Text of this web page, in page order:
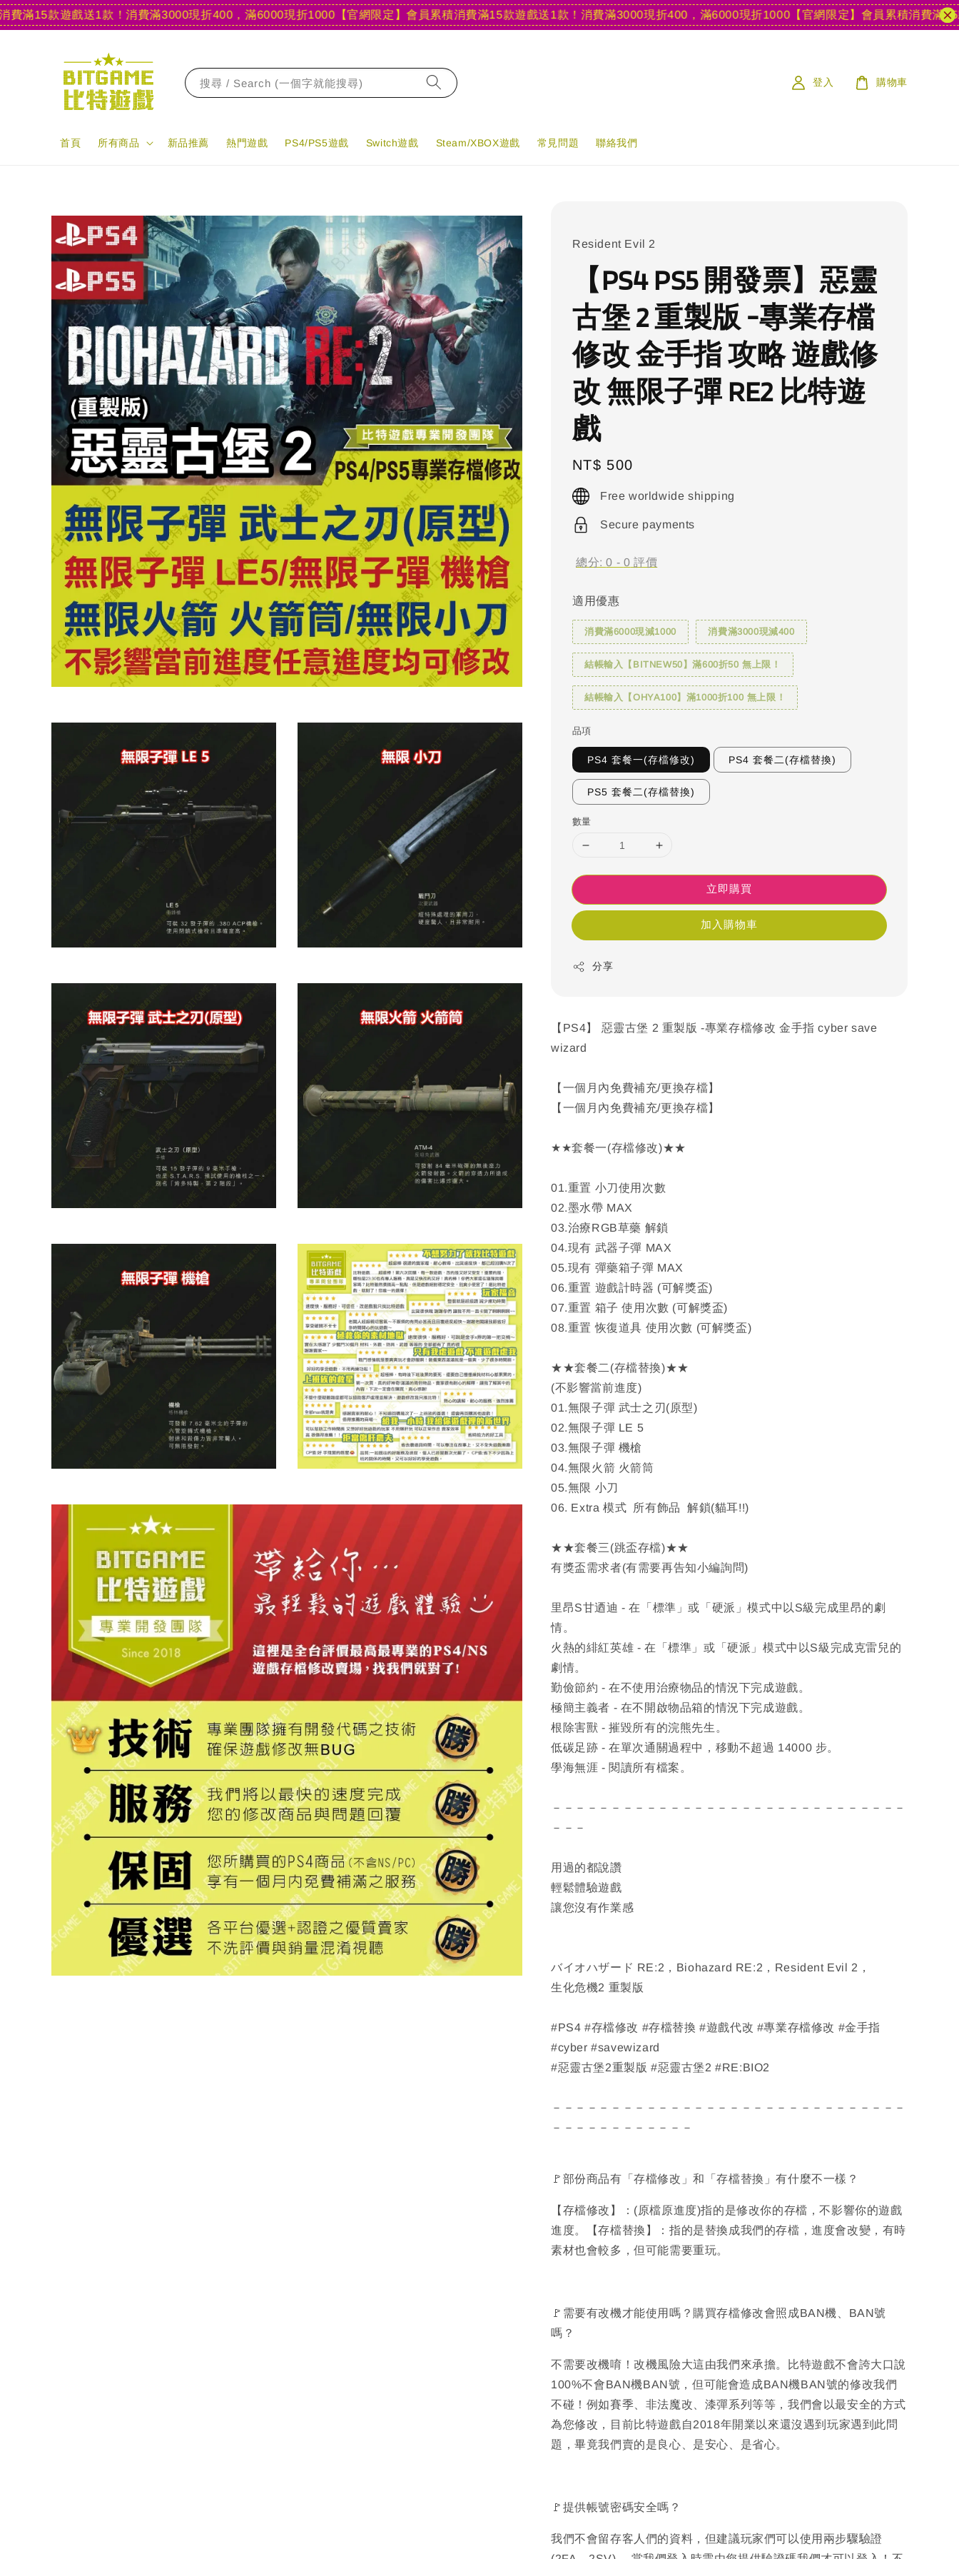
款遊戲送1款！消費滿3000現折400，滿6000現折1000【官網限定】會員累積消費滿15款遊戲送1款！消費滿3000現折400，滿6000現折1000【官網限定】會員累積消費滿15款遊
搜尋 / Search (一個字就能搜尋)
首頁 所有商品 新品推薦 熱門遊戲 PS4/PS5遊戲 Switch遊戲 Steam/XBOX遊戲 常見問題 聯絡我們
登入 購物車
Resident Evil 2
【PS4 PS5 開發票】惡靈
古堡 2 重製版 -專業存檔
修改 金手指 攻略 遊戲修
改 無限子彈 RE2 比特遊
戲
Regular
price
NT$ 500
Free worldwide shipping
Secure payments
總分:0 - 0 評價
適用優惠
消費滿6000現減1000 消費滿3000現減400
結帳輸入【BITNEW50】滿600折50 無上限！
結帳輸入【OHYA100】滿1000折100 無上限！
品項
PS4 套餐一(存檔修改) PS4 套餐二(存檔替換)
PS5 套餐二(存檔替換)
數量
立即購買
加入購物車
分享
【PS4】 惡靈古堡 2 重製版 -專業存檔修改 金手指 cyber save
wizard
【一個月內免費補充/更換存檔】
【一個月內免費補充/更換存檔】
★★套餐一(存檔修改)★★
01.重置 小刀使用次數
02.墨水帶 MAX
03.治療RGB草藥 解鎖
04.現有 武器子彈 MAX
05.現有 彈藥箱子彈 MAX
06.重置 遊戲計時器 (可解獎盃)
07.重置 箱子 使用次數 (可解獎盃)
08.重置 恢復道具 使用次數 (可解獎盃)
★★套餐二(存檔替換)★★
(不影響當前進度)
01.無限子彈 武士之刃(原型)
02.無限子彈 LE 5
03.無限子彈 機槍
04.無限火箭 火箭筒
05.無限 小刀
06. Extra 模式 所有飾品 解鎖(貓耳!!)
★★套餐三(跳盃存檔)★★
有獎盃需求者(有需要再告知小編詢問)
里昂S甘迺迪 - 在「標準」或「硬派」模式中以S級完成里昂的劇
情。
火熱的緋紅英雄 - 在「標準」或「硬派」模式中以S級完成克雷兒的
劇情。
勤儉節約 - 在不使用治療物品的情況下完成遊戲。
極簡主義者 - 在不開啟物品箱的情況下完成遊戲。
根除害獸 - 摧毀所有的浣熊先生。
低碳足跡 - 在單次通關過程中，移動不超過 14000 步。
學海無涯 - 閱讀所有檔案。
－－－－－－－－－－－－－－－－－－－－－－－－－－－－－－
－－－
用過的都說讚
輕鬆體驗遊戲
讓您沒有作業感
バイオハザード RE:2，Biohazard RE:2，Resident Evil 2，
生化危機2 重製版
#PS4 #存檔修改 #存檔替換 #遊戲代改 #專業存檔修改 #金手指
#cyber #savewizard
#惡靈古堡2重製版 #惡靈古堡2 #RE:BIO2
－－－－－－－－－－－－－－－－－－－－－－－－－－－－－－
－－－－－－－－－－－－
🚩部份商品有「存檔修改」和「存檔替換」有什麼不一樣？
【存檔修改】：(原檔原進度)指的是修改你的存檔，不影響你的遊戲
進度。【存檔替換】：指的是替換成我們的存檔，進度會改變，有時
素材也會較多，但可能需要重玩。
🚩需要有改機才能使用嗎？購買存檔修改會照成BAN機、BAN號
嗎？
不需要改機唷！改機風險大這由我們來承擔。比特遊戲不會誇大口說
100%不會BAN機BAN號，但可能會造成BAN機BAN號的修改我們
不碰！例如賽季、非法魔改、漆彈系列等等，我們會以最安全的方式
為您修改，目前比特遊戲自2018年開業以來還沒遇到玩家遇到此問
題，畢竟我們賣的是良心、是安心、是省心。
🚩提供帳號密碼安全嗎？
我們不會留存客人們的資料，但建議玩家們可以使用兩步驟驗證